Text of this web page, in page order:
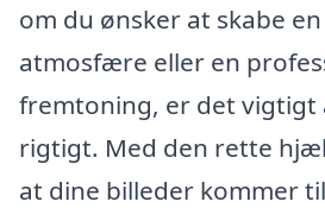
om du ønsker at skabe
atmosfære eller en
fremtoning, er det vigtigt
rigtigt. Med den rette
at dine billeder kommer